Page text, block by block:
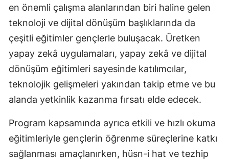
en önemli çalışma alanlarından biri haline gelen
teknoloji ve dijital dönüşüm başlıklarında da
çeşitli eğitimler gençlerle buluşacak. Üretken
yapay zekâ uygulamaları, yapay zekâ ve dijital
dönüşüm eğitimleri sayesinde katılımcılar,
teknolojik gelişmeleri yakından takip etme ve bu
alanda yetkinlik kazanma fırsatı elde edecek.
Program kapsamında ayrıca etkili ve hızlı okuma
eğitimleriyle gençlerin öğrenme süreçlerine katkı
sağlanması amaçlanırken, hüsn-i hat ve tezhip